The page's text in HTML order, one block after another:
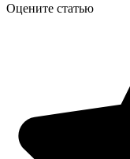
Оцените статью